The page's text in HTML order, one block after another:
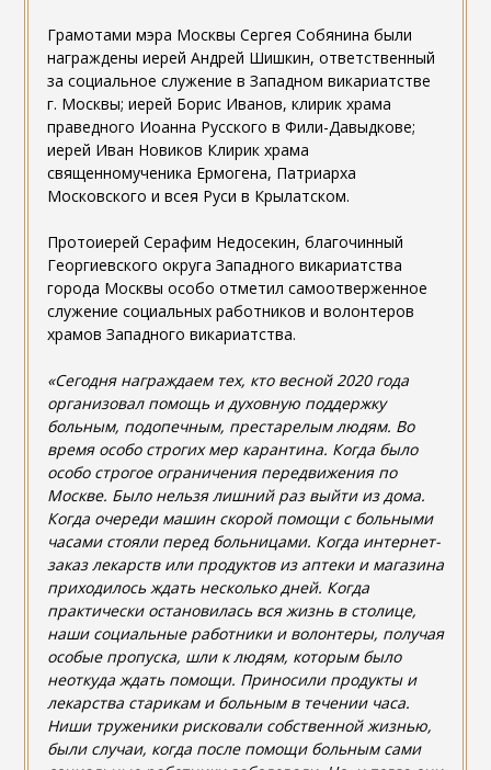
Грамотами мэра Москвы Сергея Собянина были
награждены иерей Андрей Шишкин, ответственный
за социальное служение в Западном викариатстве
г. Москвы; иерей Борис Иванов, клирик храма
праведного Иоанна Русского в Фили-Давыдкове;
иерей Иван Новиков Клирик храма
священномученика Ермогена, Патриарха
Московского и всея Руси в Крылатском.
Протоиерей Серафим Недосекин, благочинный
Георгиевского округа Западного викариатства
города Москвы особо отметил самоотверженное
служение социальных работников и волонтеров
храмов Западного викариатства.
«Сегодня награждаем тех, кто весной 2020 года
организовал помощь и духовную поддержку
больным, подопечным, престарелым людям. Во
время особо строгих мер карантина. Когда было
особо строгое ограничения передвижения по
Москве. Было нельзя лишний раз выйти из дома.
Когда очереди машин скорой помощи с больными
часами стояли перед больницами. Когда интернет-
заказ лекарств или продуктов из аптеки и магазина
приходилось ждать несколько дней. Когда
практически остановилась вся жизнь в столице,
наши социальные работники и волонтеры, получая
особые пропуска, шли к людям, которым было
неоткуда ждать помощи. Приносили продукты и
лекарства старикам и больным в течении часа.
Ниши труженики рисковали собственной жизнью,
были случаи, когда после помощи больным сами